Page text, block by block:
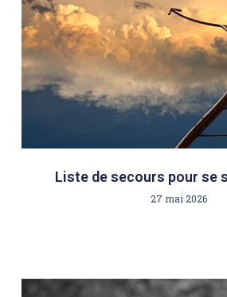
Liste de secours pour se
27 mai 2026